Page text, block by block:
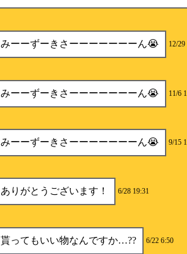
みーーずーきさーーーーーーーん😭 12/29
みーーずーきさーーーーーーーん😭 11/6
みーーずーきさーーーーーーーん😭 9/15
ありがとうございます！ 6/28 19:31
貰ってもいい物なんですか…?? 6/22 6:50